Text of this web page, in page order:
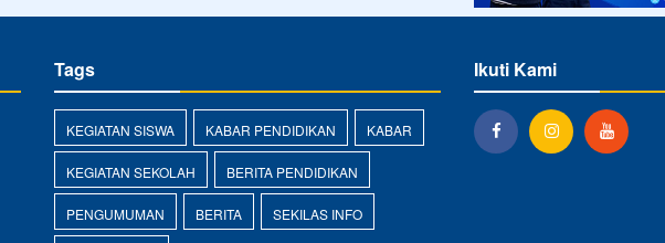
Tags
KEGIATAN SISWA KABAR PENDIDIKAN KABAR
KEGIATAN SEKOLAH BERITA PENDIDIKAN
PENGUMUMAN BERITA SEKILAS INFO
Ikuti Kami